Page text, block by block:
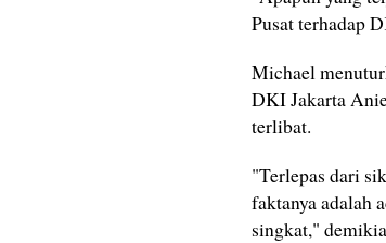
Pusat terhadap
Michael
DKI Jakarta
terlibat.
"Terlepas dari
faktanya adalah
singkat,"